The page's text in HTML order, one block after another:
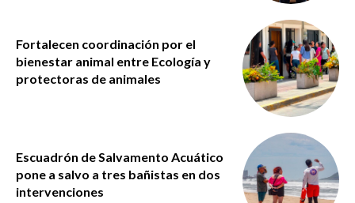
Fortalecen coordinación por el
bienestar animal entre Ecología y
protectoras de animales
Escuadrón de Salvamento Acuático
pone a salvo a tres bañistas en dos
intervenciones